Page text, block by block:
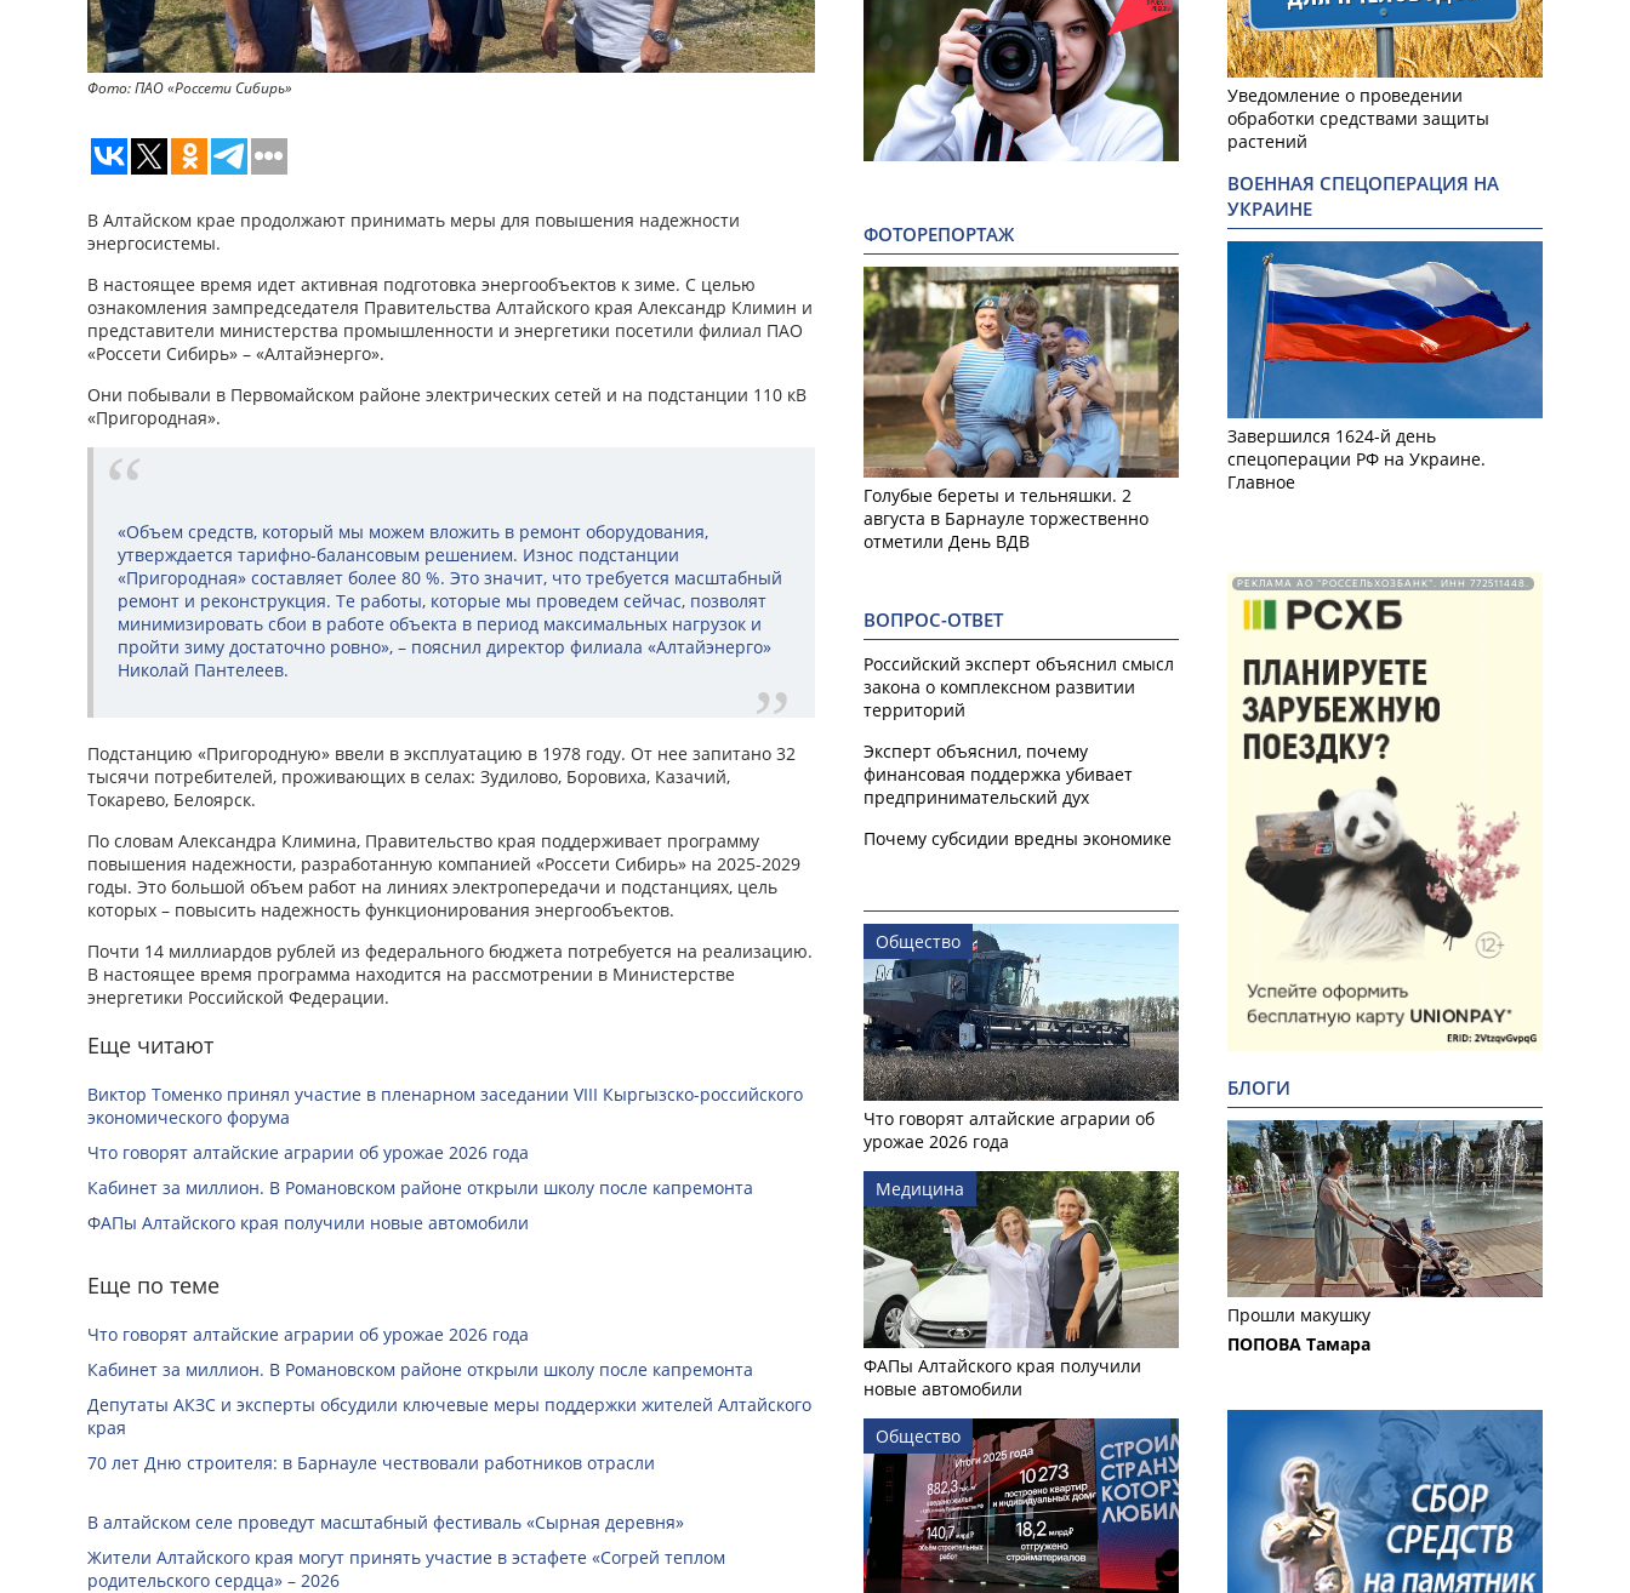
Фото: ПАО «Россети Сибирь»
В Алтайском крае продолжают принимать меры для повышения надежности
энергосистемы.
В настоящее время идет активная подготовка энергообъектов к зиме. С целью
ознакомления зампредседателя Правительства Алтайского края Александр Климин и
представители министерства промышленности и энергетики посетили филиал ПАО
«Россети Сибирь» – «Алтайэнерго».
Они побывали в Первомайском районе электрических сетей и на подстанции 110 кВ
«Пригородная».
«Объем средств, который мы можем вложить в ремонт оборудования,
утверждается тарифно-балансовым решением. Износ подстанции
«Пригородная» составляет более 80 %. Это значит, что требуется масштабный
ремонт и реконструкция. Те работы, которые мы проведем сейчас, позволят
минимизировать сбои в работе объекта в период максимальных нагрузок и
пройти зиму достаточно ровно», – пояснил директор филиала «Алтайэнерго»
Николай Пантелеев.
Подстанцию «Пригородную» ввели в эксплуатацию в 1978 году. От нее запитано 32
тысячи потребителей, проживающих в селах: Зудилово, Боровиха, Казачий,
Токарево, Белоярск.
По словам Александра Климина, Правительство края поддерживает программу
повышения надежности, разработанную компанией «Россети Сибирь» на 2025-2029
годы. Это большой объем работ на линиях электропередачи и подстанциях, цель
которых – повысить надежность функционирования энергообъектов.
Почти 14 миллиардов рублей из федерального бюджета потребуется на реализацию.
В настоящее время программа находится на рассмотрении в Министерстве
энергетики Российской Федерации.
Еще читают
Виктор Томенко принял участие в пленарном заседании VIII Кыргызско-российского
экономического форума
Что говорят алтайские аграрии об урожае 2026 года
Кабинет за миллион. В Романовском районе открыли школу после капремонта
ФАПы Алтайского края получили новые автомобили
Еще по теме
Что говорят алтайские аграрии об урожае 2026 года
Кабинет за миллион. В Романовском районе открыли школу после капремонта
Депутаты АКЗС и эксперты обсудили ключевые меры поддержки жителей Алтайского
края
70 лет Дню строителя: в Барнауле чествовали работников отрасли
В алтайском селе проведут масштабный фестиваль «Сырная деревня»
Жители Алтайского края могут принять участие в эстафете «Согрей теплом
родительского сердца» – 2026
ФОТОРЕПОРТАЖ
Голубые береты и тельняшки. 2
августа в Барнауле торжественно
отметили День ВДВ
ВОПРОС-ОТВЕТ
Российский эксперт объяснил смысл
закона о комплексном развитии
территорий
Эксперт объяснил, почему
финансовая поддержка убивает
предпринимательский дух
Почему субсидии вредны экономике
Общество
Что говорят алтайские аграрии об
урожае 2026 года
Медицина
ФАПы Алтайского края получили
новые автомобили
Общество
Уведомление о проведении
обработки средствами защиты
растений
ВОЕННАЯ СПЕЦОПЕРАЦИЯ НА
УКРАИНЕ
Завершился 1624-й день
спецоперации РФ на Украине.
Главное
РЕКЛАМА АО "РОССЕЛЬХОЗБАНК". ИНН 772511448.
БЛОГИ
Прошли макушку
ПОПОВА Тамара